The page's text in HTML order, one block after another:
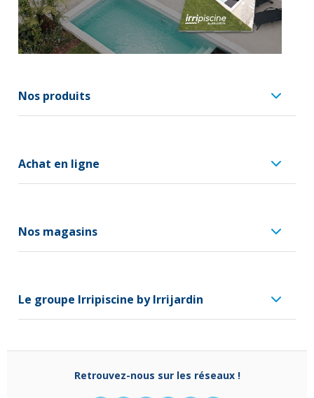
Nos produits
Achat en ligne
Nos magasins
Le groupe Irripiscine by Irrijardin
Retrouvez-nous sur les réseaux !